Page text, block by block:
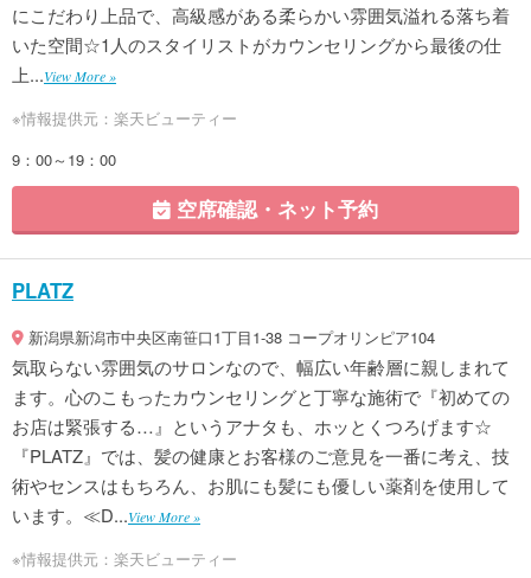
にこだわり上品で、高級感がある柔らかい雰囲気溢れる落ち着
いた空間☆1人のスタイリストがカウンセリングから最後の仕
上...View More »
※情報提供元：楽天ビューティー
9：00～19：00
空席確認・ネット予約
PLATZ
新潟県新潟市中央区南笹口1丁目1-38 コープオリンピア104
気取らない雰囲気のサロンなので、幅広い年齢層に親しまれて
ます。心のこもったカウンセリングと丁寧な施術で『初めての
お店は緊張する…』というアナタも、ホッとくつろげます☆
『PLATZ』では、髪の健康とお客様のご意見を一番に考え、技
術やセンスはもちろん、お肌にも髪にも優しい薬剤を使用して
います。≪D...View More »
※情報提供元：楽天ビューティー